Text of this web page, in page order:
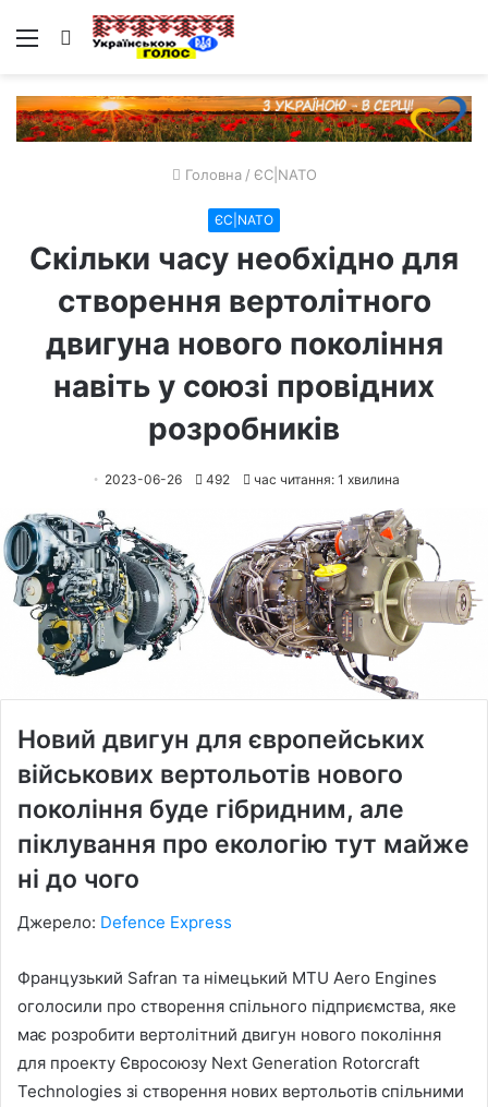
Меню Пошук
Головна / ЄС|NATO
ЄС|NATO
Скільки часу необхідно для
створення вертолітного
двигуна нового покоління
навіть у союзі провідних
розробників
2023-06-26 492 час читання: 1 хвилина
Новий двигун для європейських
військових вертольотів нового
покоління буде гібридним, але
піклування про екологію тут майже
ні до чого
Джерело: Defence Express
Французький Safran та німецький MTU Aero Engines
оголосили про створення спільного підприємства, яке
має розробити вертолітний двигун нового покоління
для проекту Євросоюзу Next Generation Rotorcraft
Technologies зі створення нових вертольотів спільними